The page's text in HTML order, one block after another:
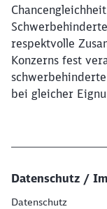
respektvolle
Konzerns fest
bei gleicher
Datenschutz /
Datenschutz